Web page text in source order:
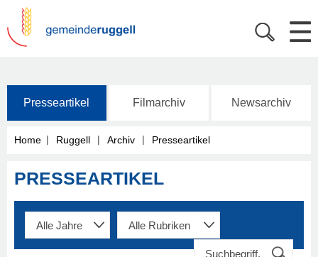
Presseartikel Filmarchiv Newsarchiv
Home | Ruggell | Archiv | Presseartikel
PRESSEARTIKEL